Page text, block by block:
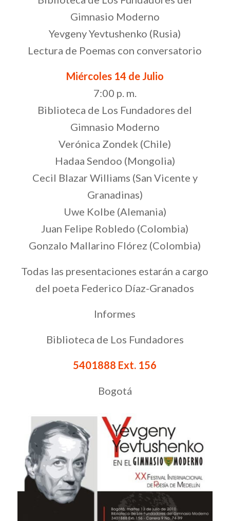
Gimnasio Moderno
Yevgeny Yevtushenko (Rusia)
Lectura de Poemas con conversatorio
Miércoles 14 de Julio
7:00 p. m.
Biblioteca de Los Fundadores del
Gimnasio Moderno
Verónica Zondek (Chile)
Hadaa Sendoo (Mongolia)
Cecil Blazar Williams (San Vicente y
Granadinas)
Uwe Kolbe (Alemania)
Juan Felipe Robledo (Colombia)
Gonzalo Mallarino Flórez (Colombia)
Todas las presentaciones estarán a cargo
del poeta Federico Díaz-Granados
Informes
Biblioteca de Los Fundadores
5401888 Ext. 156
Bogotá